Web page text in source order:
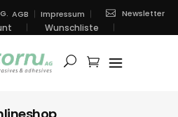
AGB Impressum Newsletter
Wunschliste